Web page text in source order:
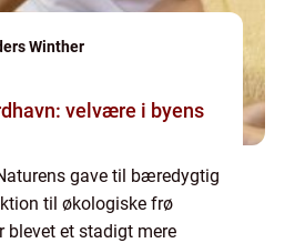
Winther
velvære i byens
gave til bæredygtig
til økologiske frø
blevet et stadigt mere